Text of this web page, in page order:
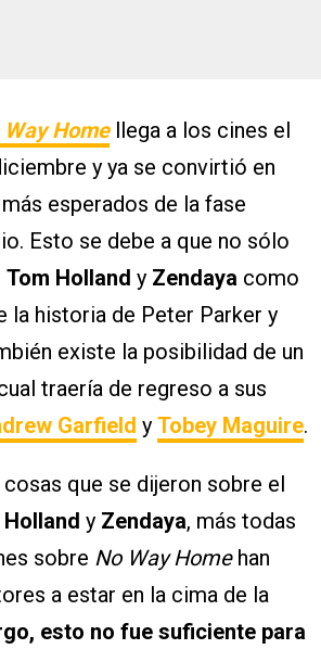
Homellega a los cines el
y ya se convirtió en
esperados de la fase
Esto se debe a que no sólo
Tom Holland y Zendaya como
la historia de Peter Parker y
existe la posibilidad de un
traería de regreso a sus
Garfield y Tobey Maguire.
que se dijeron sobre el
y Zendaya, más todas
sobre No Way Homehan
a estar en la cima de la
esto no fue suficiente para